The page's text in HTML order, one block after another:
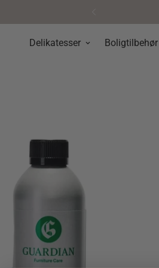
Delikatesser Boligtilbehør